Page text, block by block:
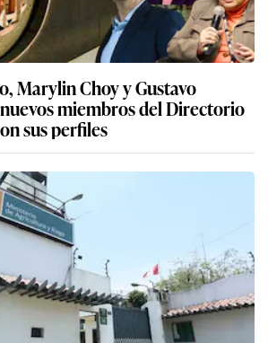
Marylin Choy y Gustavo
miembros del Directorio
sus perfiles